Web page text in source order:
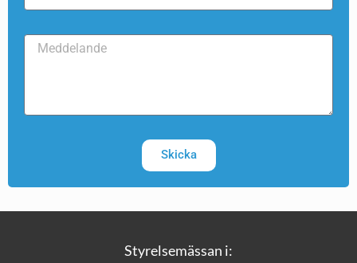
Skicka
Styrelsemässan i: